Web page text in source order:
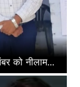
को नीलाम...